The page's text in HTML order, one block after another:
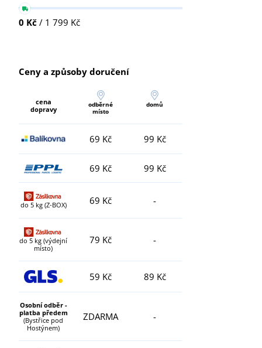
0 Kč / 1 799 Kč
Ceny a způsoby doručení
cena
dopravy
odběrné
místo
domů
69 Kč 99 Kč
69 Kč 99 Kč
do 5 kg (Z-BOX) 69 Kč -
do 5 kg (výdejní
místo)
79 Kč -
59 Kč 89 Kč
Osobní odběr -
platba předem
(Bystřice pod
Hostýnem)
ZDARMA -